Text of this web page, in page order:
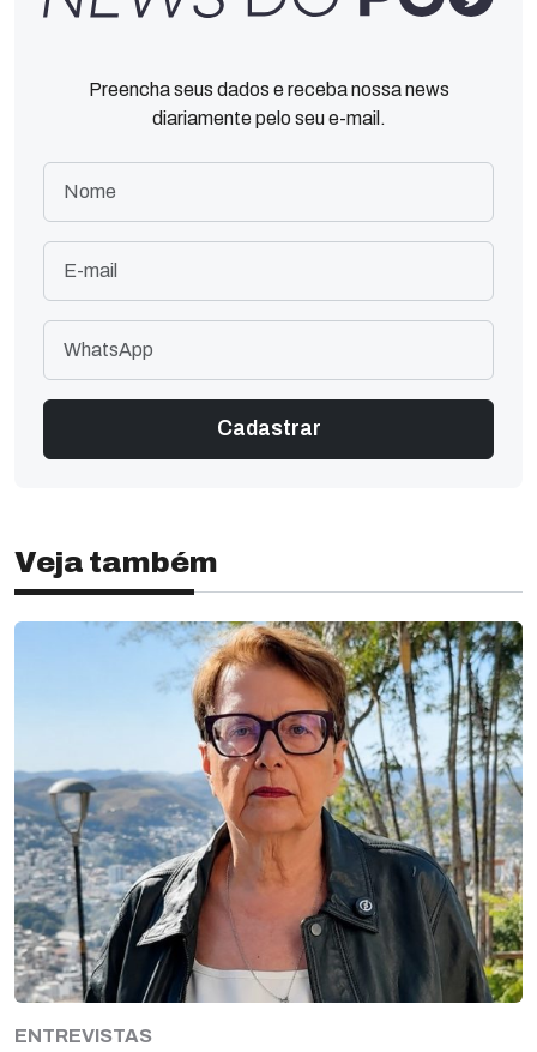
Preencha seus dados e receba nossa news
diariamente pelo seu e-mail.
Veja também
ENTREVISTAS